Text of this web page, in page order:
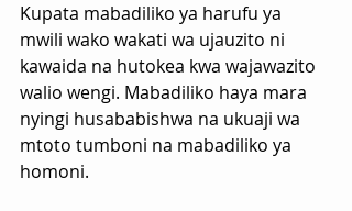
Kupata mabadiliko ya harufu ya
mwili wako wakati wa ujauzito ni
kawaida na hutokea kwa wajawazito
walio wengi. Mabadiliko haya mara
nyingi husababishwa na ukuaji wa
mtoto tumboni na mabadiliko ya
homoni.